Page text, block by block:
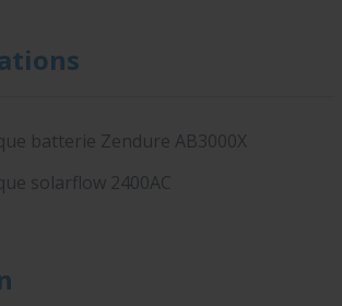
batterie Zendure AB3000X
solarflow 2400AC